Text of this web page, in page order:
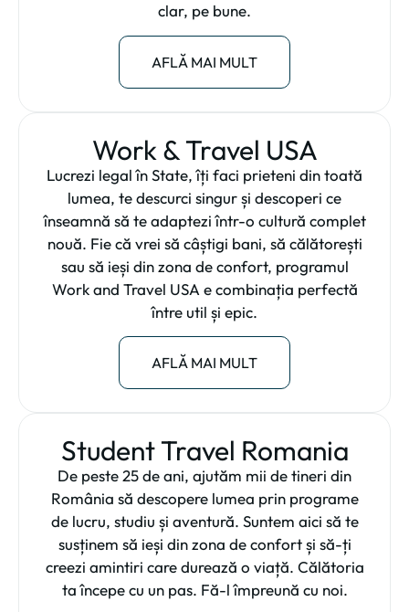
clar, pe bune.
AFLĂ MAI MULT
Work & Travel USA
Lucrezi legal în State, îți faci prieteni din toată
lumea, te descurci singur și descoperi ce
înseamnă să te adaptezi într-o cultură complet
nouă. Fie că vrei să câștigi bani, să călătorești
sau să ieși din zona de confort, programul
Work and Travel USA e combinația perfectă
între util și epic.
AFLĂ MAI MULT
Student Travel Romania
De peste 25 de ani, ajutăm mii de tineri din
România să descopere lumea prin programe
de lucru, studiu și aventură. Suntem aici să te
susținem să ieși din zona de confort și să-ți
creezi amintiri care durează o viață. Călătoria
ta începe cu un pas. Fă-l împreună cu noi.